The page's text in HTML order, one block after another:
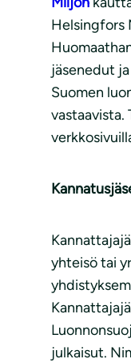
Helsingfors
jäsenedut
Suomen
vastaavista.
yhteisö tai
julkaisut.